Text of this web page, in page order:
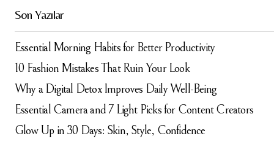
posta adresim ve site adresim bu tarayıcıya
Submit Comment
Son Yazılar
Essential Morning Habits for Better Productivity
10 Fashion Mistakes That Ruin Your Look
Why a Digital Detox Improves Daily Well-Being
Essential Camera and 7 Light Picks for Content Creators
Glow Up in 30 Days: Skin, Style, Confidence